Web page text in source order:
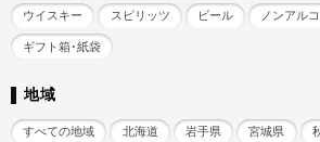
ウイスキー スピリッツ ビール ノンアル
ギフト箱･紙袋
地域
すべての地域 北海道 岩手県 宮城県